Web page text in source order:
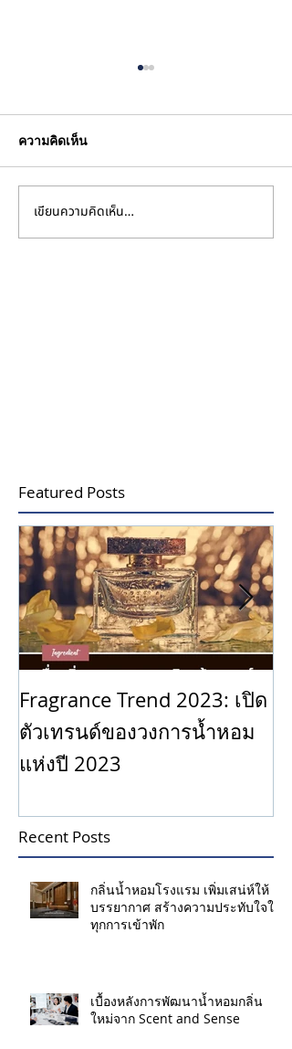
การดมเมล็ดกาแฟช่วยให้
จมูกลืมกลิ่นน้ำหอมได้จริง
ความคิดเห็น
เขียนความคิดเห็น…
Featured Posts
Fragrance Trend 2023: เปิด
ตัวเทรนด์ของวงการน้ำหอม
แห่งปี 2023
Recent Posts
กลิ่นน้ำหอมโรงแรม เพิ่มเสน่ห์ให้
บรรยากาศ สร้างความประทับใจให้
ทุกการเข้าพัก
เบื้องหลังการพัฒนาน้ำหอมกลิ่น
ใหม่จาก Scent and Sense